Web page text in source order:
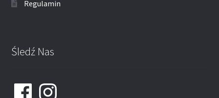
Regulamin
Śledź Nas
FacebookInstagram